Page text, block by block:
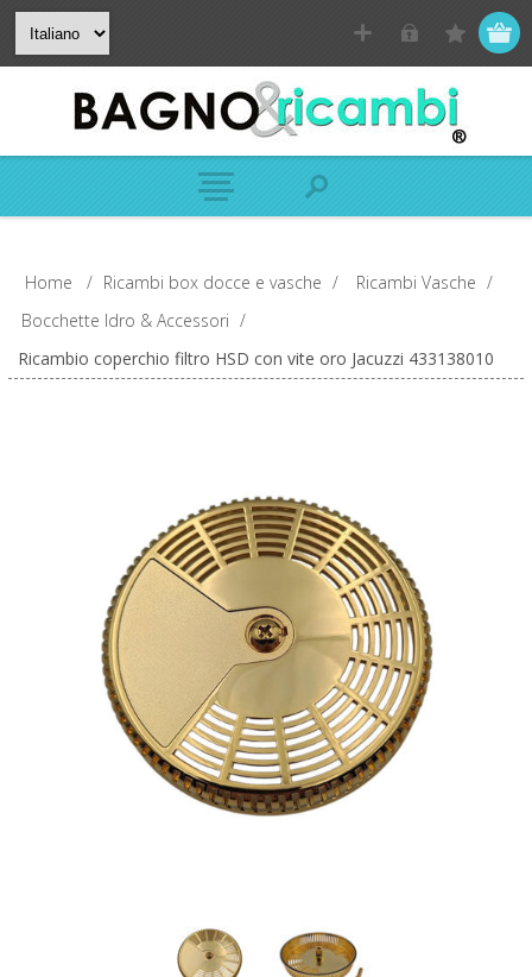
Home / Ricambi box docce e vasche / Ricambi Vasche /
Bocchette Idro & Accessori /
Ricambio coperchio filtro HSD con vite oro Jacuzzi 433138010